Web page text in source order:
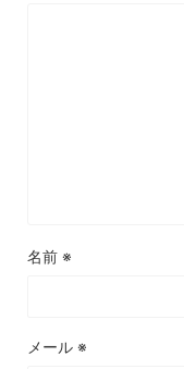
名前 ※
メール ※